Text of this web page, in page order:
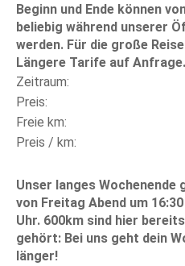
Beginn und Ende können
beliebig während unserer
werden. Für die große
Längere Tarife auf Anfrage.
Zeitraum
Preis
Freie km
Preis / km
Unser langes Wochenende
von Freitag Abend um
Uhr. 600km sind hier
gehört: Bei uns geht dein
länger!